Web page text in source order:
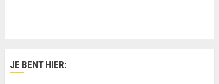
JE BENT HIER: